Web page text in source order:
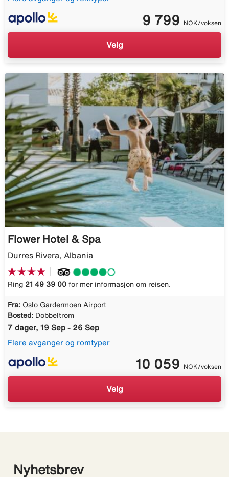
9 799 NOK/voksen
Velg
Flower Hotel & Spa
Durres Rivera, Albania
Ring 21 49 39 00 for mer informasjon om reisen.
Fra: Oslo Gardermoen Airport
Bosted: Dobbeltrom
7 dager, 19 Sep - 26 Sep
Flere avganger og romtyper
10 059 NOK/voksen
Velg
Nyhetsbrev